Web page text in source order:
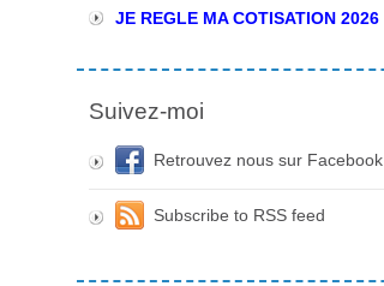
JE REGLE MA COTISATION 2026
Suivez-moi
Retrouvez nous sur Facebook
Subscribe to RSS feed